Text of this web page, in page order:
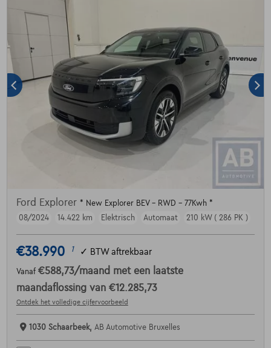
Ford Explorer * New Explorer BEV - RWD - 77Kwh *
08/2024
14.422 km Elektrisch Automaat 210 kW ( 286 PK )
€38.990 1 ✓ BTW aftrekbaar
Vanaf €588,73/maand met een laatste
maandaflossing van €12.285,73
Ontdek het volledige cijfervoorbeeld
1030 Schaarbeek, AB Automotive Bruxelles